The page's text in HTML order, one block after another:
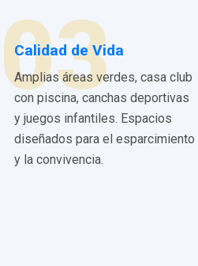
03
Calidad de Vida
Amplias áreas verdes, casa club
con piscina, canchas deportivas
y juegos infantiles. Espacios
diseñados para el esparcimiento
y la convivencia.